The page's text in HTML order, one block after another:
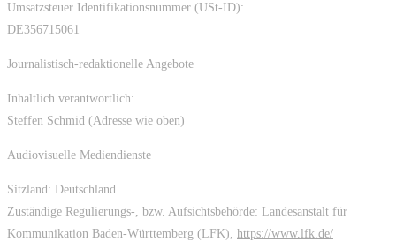
Umsatzsteuer Identifikationsnummer (USt-ID):
DE356715061
Journalistisch-redaktionelle Angebote
Inhaltlich verantwortlich:
Steffen Schmid (Adresse wie oben)
Audiovisuelle Mediendienste
Sitzland: Deutschland
Zuständige Regulierungs-, bzw. Aufsichtsbehörde: Landesanstalt für
Kommunikation Baden-Württemberg (LFK), https://www.lfk.de/